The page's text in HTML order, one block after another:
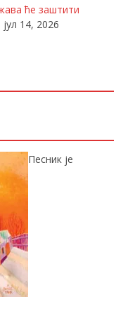
ће заштити
јул 14, 2026
Песник је